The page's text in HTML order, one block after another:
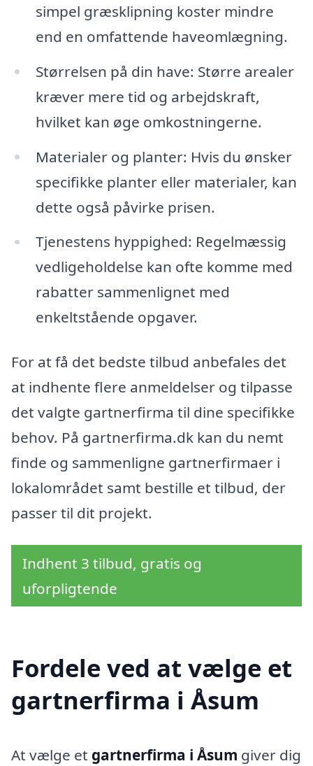
simpel græsklipning koster mindre
end en omfattende haveomlægning.
Størrelsen på din have: Større arealer
kræver mere tid og arbejdskraft,
hvilket kan øge omkostningerne.
Materialer og planter: Hvis du ønsker
specifikke planter eller materialer, kan
dette også påvirke prisen.
Tjenestens hyppighed: Regelmæssig
vedligeholdelse kan ofte komme med
rabatter sammenlignet med
enkeltstående opgaver.
For at få det bedste tilbud anbefales det
at indhente flere anmeldelser og tilpasse
det valgte gartnerfirma til dine specifikke
behov. På gartnerfirma.dk kan du nemt
finde og sammenligne gartnerfirmaer i
lokalområdet samt bestille et tilbud, der
passer til dit projekt.
Indhent 3 tilbud, gratis og
uforpligtende
Fordele ved at vælge et
gartnerfirma i Åsum
At vælge et gartnerfirma i Åsum giver dig